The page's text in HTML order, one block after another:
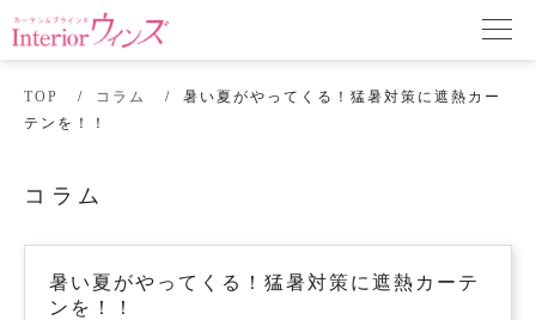
TOP コラム
暑い夏がやってくる！猛暑対策に遮熱カー
テンを！！
コラム
暑い夏がやってくる！猛暑対策に遮熱カーテ
ンを！！